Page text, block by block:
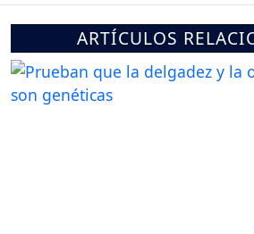
ARTÍCULOS